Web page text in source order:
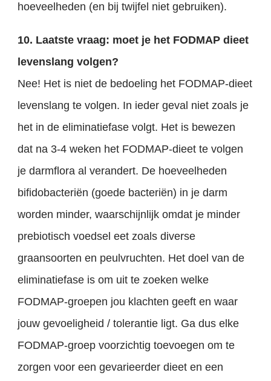
hoeveelheden (en bij twijfel niet gebruiken).
10. Laatste vraag: moet je het FODMAP dieet
levenslang volgen?
Nee! Het is niet de bedoeling het FODMAP-dieet
levenslang te volgen. In ieder geval niet zoals je
het in de eliminatiefase volgt. Het is bewezen
dat na 3-4 weken het FODMAP-dieet te volgen
je darmflora al verandert. De hoeveelheden
bifidobacteriën (goede bacteriën) in je darm
worden minder, waarschijnlijk omdat je minder
prebiotisch voedsel eet zoals diverse
graansoorten en peulvruchten. Het doel van de
eliminatiefase is om uit te zoeken welke
FODMAP-groepen jou klachten geeft en waar
jouw gevoeligheid / tolerantie ligt. Ga dus elke
FODMAP-groep voorzichtig toevoegen om te
zorgen voor een gevarieerder dieet en een